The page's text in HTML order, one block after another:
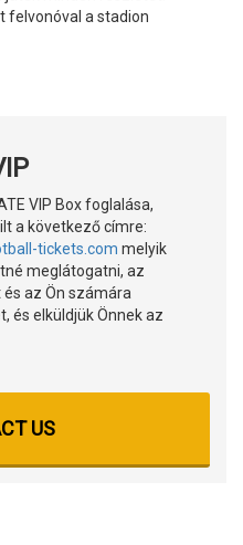
felvonóval a stadion
VIP Box foglalása,
a következő címre:
tickets.com melyik
meglátogatni, az
az Ön számára
és elküldjük Önnek az
US